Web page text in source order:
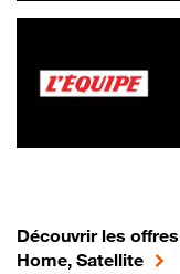
Découvrir les
Home, Satellite